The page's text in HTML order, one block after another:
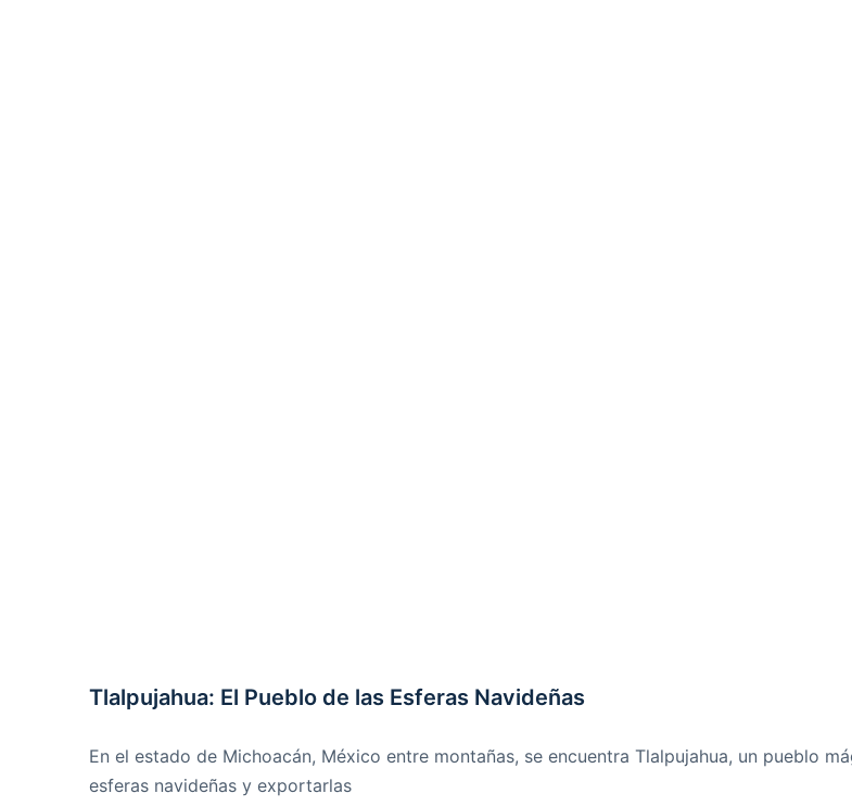
Tlalpujahua: El Pueblo de las Esferas Navideñas
En el estado de Michoacán, México entre montañas, se encuentra Tlalpujahua, un pueblo
esferas navideñas y exportarlas